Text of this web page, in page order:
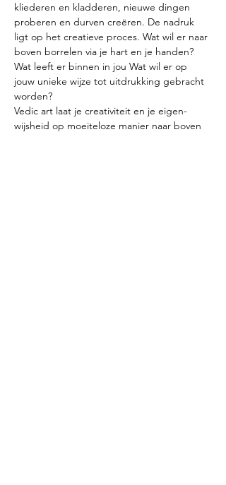
kliederen en kladderen, nieuwe dingen
proberen en durven creëren. De nadruk
ligt op het creatieve proces. Wat wil er naar
boven borrelen via je hart en je handen?
Wat leeft er binnen in jou Wat wil er op
jouw unieke wijze tot uitdrukking gebracht
worden?
Vedic art laat je creativiteit en je eigen-
wijsheid op moeiteloze manier naar boven